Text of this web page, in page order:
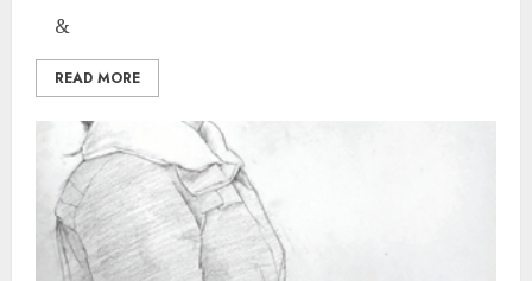
&
READ MORE